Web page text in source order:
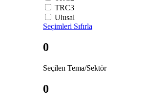
TRC3
Ulusal
Seçimleri Sıfırla
0
Seçilen Tema/Sektör
0